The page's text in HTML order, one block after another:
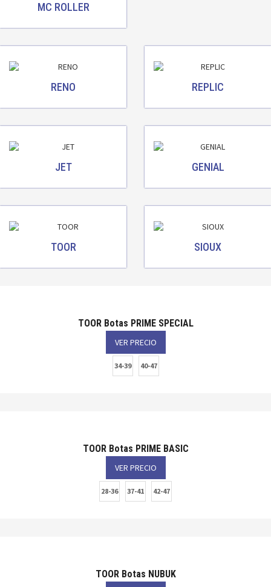
MC ROLLER
RENO REPLIC
JET GENIAL
TOOR SIOUX
TOOR Botas PRIME SPECIAL
VER PRECIO
34-39 40-47
TOOR Botas PRIME BASIC
VER PRECIO
28-36 37-41 42-47
TOOR Botas NUBUK